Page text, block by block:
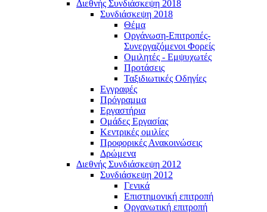
Διεθνής Συνδιάσκεψη 2018
Συνδιάσκεψη 2018
Θέμα
Οργάνωση-Επιτροπές-
Συνεργαζόμενοι Φορείς
Ομιλητές - Εμψυχωτές
Προτάσεις
Ταξιδιωτικές Οδηγίες
Εγγραφές
Πρόγραμμα
Εργαστήρια
Ομάδες Εργασίας
Κεντρικές ομιλίες
Προφορικές Ανακοινώσεις
Δρώμενα
Διεθνής Συνδιάσκεψη 2012
Συνδιάσκεψη 2012
Γενικά
Επιστημονική επιτροπή
Οργανωτική επιτροπή